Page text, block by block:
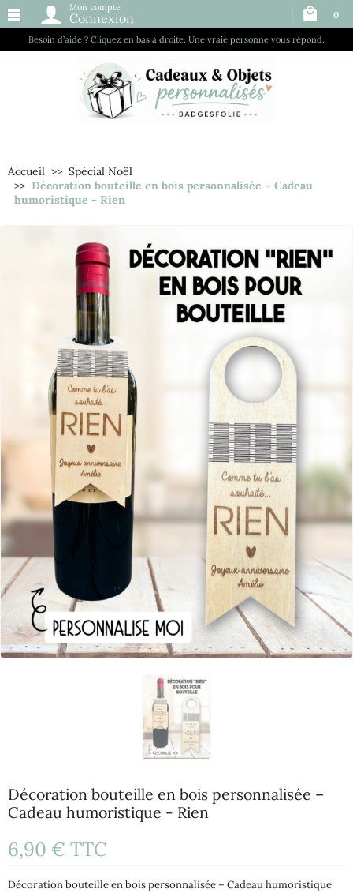
Besoin d’aide ? Cliquez en bas à droite. Une vraie personne vous répond.
Mon compte
Connexion 0
Accueil
Spécial Noël
Décoration bouteille en bois personnalisée – Cadeau
humoristique - Rien
Décoration bouteille en bois personnalisée –
Cadeau humoristique - Rien
6,90 € TTC
Décoration bouteille en bois personnalisée – Cadeau humoristique